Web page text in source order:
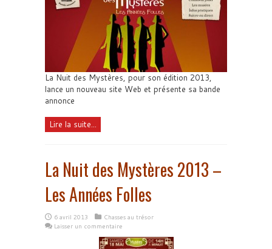
La Nuit des Mystères, pour son édition 2013,
lance un nouveau site Web et présente sa bande
annonce
Lire la suite...
La Nuit des Mystères 2013 –
Les Années Folles
6 avril 2013
Chasses au trésor
Laisser un commentaire